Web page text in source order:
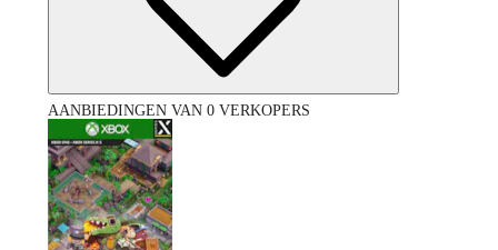
AANBIEDINGEN VAN 0 VERKOPERS